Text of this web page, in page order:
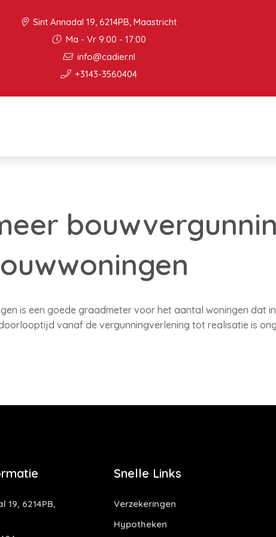
Sint Annadal 19, 6214PB, Maastricht
Ma - Vr 9:00 - 17:00
info@cadier.nl
+3143-3560404
is een goede graadmeter voor het aantal woningen dat
vanaf de vergunningverlening tot realisatie is
19, 6214PB,
Snelle Links
Verzekeringen
Hypotheken